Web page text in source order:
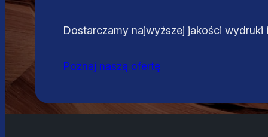
Dostarczamy najwyższej jakości wydruki
Poznaj naszą ofertę